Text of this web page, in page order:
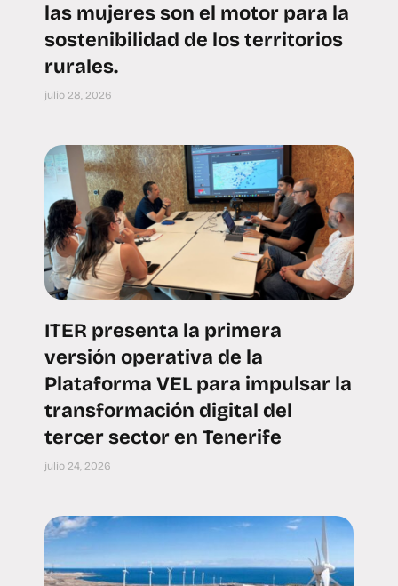
las mujeres son el motor para la
sostenibilidad de los territorios
rurales.
julio 28, 2026
ITER presenta la primera
versión operativa de la
Plataforma VEL para impulsar la
transformación digital del
tercer sector en Tenerife
julio 24, 2026